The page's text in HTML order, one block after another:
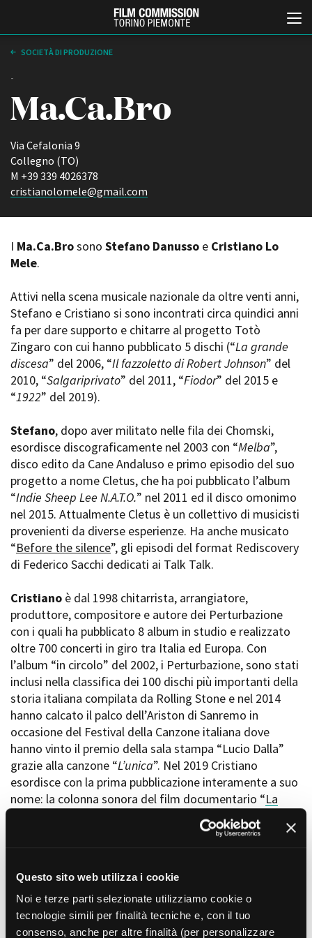
Questo sito web utilizza i cookie
Noi e terze parti selezionate utilizziamo cookie o
tecnologie simili per finalità tecniche e, con il tuo
consenso, anche per altre finalità (per personalizzare
Chi siamo
Storia della Fondazione
La sede
Partner
Rete regionale
Bilancio sociale
Amministrazione
trasparente
Bandi e gare
Sostenibilità ambientale
SERVIZI
Servizi generali
Location scouting
Spazi nella sede FCTP
Sala Casting
Sala Paolo Tenna
FILM FUNDS
Piemonte Film Tv Fund
Piemonte Film Tv
Development Fund
Piemonte Doc Film Fund
Short Film Fund
PRODUCTION GUIDE
Società di produzione
Strutture di servizio
Professionisti
Attrici-Attori
Beginners
LOCATION GUIDE
NEWS
CASTING
Anteprime in Piemonte
Avenue Cove - Erasmus +
Guarda che storia!
La Grazia - Immagini e
location della Torino di Paolo
Sorrentino
Open Day
Ciak in TOur!
AWARDS
International Film Festival
Rotterdam
Berlinale Internationalen
Filmfestspiele Berlin
Festival de Cannes
Biografilm Festival - Bio to B
Industry Days
Locarno Film Festival
Mostra Internazionale d’Arte
Toronto International Film
Festival
Festa del Cinema di Roma
Torino Film Festival
David di Donatello
Nastri d’Argento
Premio Solinas
STRUMENTI
Location - Accedi al tuo
profilo
Location - Nuovo utente
Newsletter
Lavora con noi
Stage - Tirocini - Scuola e
Lavoro
economia
SOCIETÀ DI PRODUZIONE
-
Ma.Ca.Bro
Via Cefalonia 9
Collegno (TO)
M +39 339 4026378
cristianolomele@gmail.com
I Ma.Ca.Brosono Stefano Danusso e Cristiano Lo
Mele.
Attivi nella scena musicale nazionale da oltre venti anni,
Stefano e Cristiano si sono incontrati circa quindici anni
fa per dare supporto e chitarre al progetto Totò
Zingaro con cui hanno pubblicato 5 dischi (“La grande
discesa” del 2006, “Il fazzoletto di Robert Johnson” del
2010, “Salgariprivato” del 2011, “Fiodor” del 2015 e
“1922” del 2019).
Stefano, dopo aver militato nelle fila dei Chomski,
esordisce discograficamente nel 2003 con “Melba”,
disco edito da Cane Andaluso e primo episodio del suo
progetto a nome Cletus, che ha poi pubblicato l’album
“Indie Sheep Lee N.A.T.O.” nel 2011 ed il disco omonimo
nel 2015. Attualmente Cletus è un collettivo di musicisti
provenienti da diverse esperienze. Ha anche musicato
“Before the silence”, gli episodi del format Rediscovery
di Federico Sacchi dedicati ai Talk Talk.
Cristiano è dal 1998 chitarrista, arrangiatore,
produttore, compositore e autore dei Perturbazione
con i quali ha pubblicato 8 album in studio e realizzato
oltre 700 concerti in giro tra Italia ed Europa. Con
l’album “in circolo” del 2002, i Perturbazione, sono stati
inclusi nella classifica dei 100 dischi più importanti della
storia italiana compilata da Rolling Stone e nel 2014
hanno calcato il palco dell’Ariston di Sanremo in
occasione del Festival della Canzone italiana dove
hanno vinto il premio della sala stampa “Lucio Dalla”
grazie alla canzone “L’unica”. Nel 2019 Cristiano
esordisce con la prima pubblicazione interamente a suo
nome: la colonna sonora del film documentario “La
”, film in concorso al Festival
di Cannes, Festival di Venezia, David di Donatello e
Perché le grandi innovazioni, nel cinema, non passano
per le immagini ma passano per il suono" (Sergio
Toffetti)